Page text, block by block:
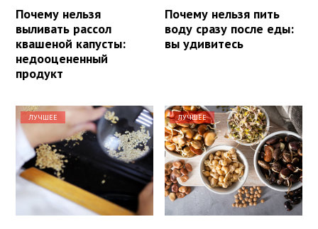
Почему нельзя
выливать рассол
квашеной капусты:
недооцененный
продукт
Почему нельзя пить
воду сразу после еды:
вы удивитесь
ЛУЧШЕЕ ЛУЧШЕЕ